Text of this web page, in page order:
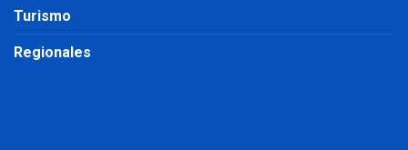
Turismo
Regionales